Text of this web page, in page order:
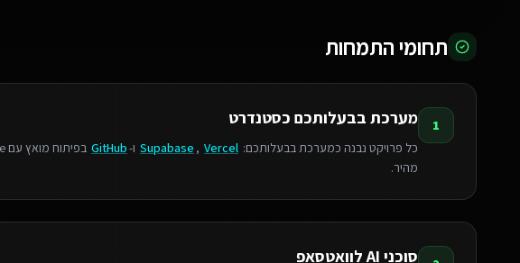
תחומי התמחות
1 מערכת בבעלותכם כסטנדרט
כל פרויקט נבנה כמערכת בבעלותכם: Supabase , Vercel ו-GitHub
מהיר.
סוכני AI לוואטסאפ